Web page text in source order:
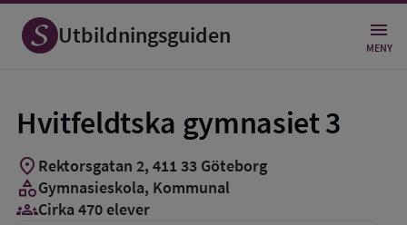
Utbildningsguiden MENY
Hvitfeldtska gymnasiet 3
location_on Rektorsgatan 2, 411 33 Göteborg
categoryGymnasieskola, Kommunal
groups_3Cirka 470 elever